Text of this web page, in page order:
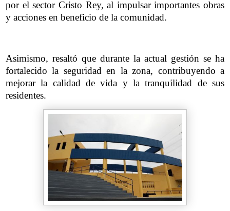
por el sector Cristo Rey, al impulsar importantes obras
y acciones en beneficio de la comunidad.
Asimismo, resaltó que durante la actual gestión se ha
fortalecido la seguridad en la zona, contribuyendo a
mejorar la calidad de vida y la tranquilidad de sus
residentes.